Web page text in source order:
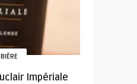
BIÈRE
Impériale